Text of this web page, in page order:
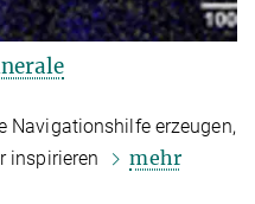
Navigationshilfe erzeugen,
inspirieren
mehr